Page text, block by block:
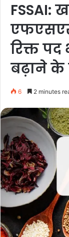
FSSAI:
रिक्त
बढ़ाने के
6 2 minutes